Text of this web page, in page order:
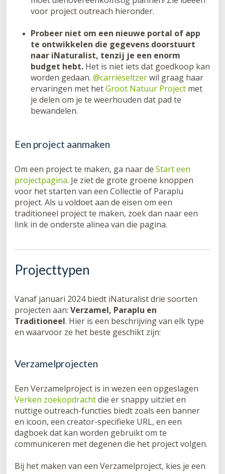
voor project outreach hieronder.
Probeer niet om een nieuwe portal of app
te ontwikkelen die gegevens doorstuurt
naar iNaturalist, tenzij je een enorm
budget hebt. Het is niet iets dat goedkoop kan
worden gedaan. @carrieseltzerwil graag haar
ervaringen met hetGroot Natuur Project met
je delen om je te weerhouden dat pad te
bewandelen.
Een project aanmaken
Om een project te maken, ga naar de Start een
projectpagina. Je ziet de grote groene knoppen
voor het starten van een Collectie of Paraplu
project. Als u voldoet aan de eisen om een
traditioneel project te maken, zoek dan naar een
link in de onderste alinea van die pagina.
Projecttypen
Vanaf januari 2024 biedt iNaturalist drie soorten
projecten aan: Verzamel, Paraplu en
Traditioneel. Hier is een beschrijving van elk type
en waarvoor ze het beste geschikt zijn:
Verzamelprojecten
Een Verzamelproject is in wezen een opgeslagen
Verken zoekopdrachtdie er snappy uitziet en
nuttige outreach-functies biedt zoals een banner
en icoon, een creator-specifieke URL, en een
dagboek dat kan worden gebruikt om te
communiceren met degenen die het project volgen.
Bij het maken van een Verzamelproject, kies je een